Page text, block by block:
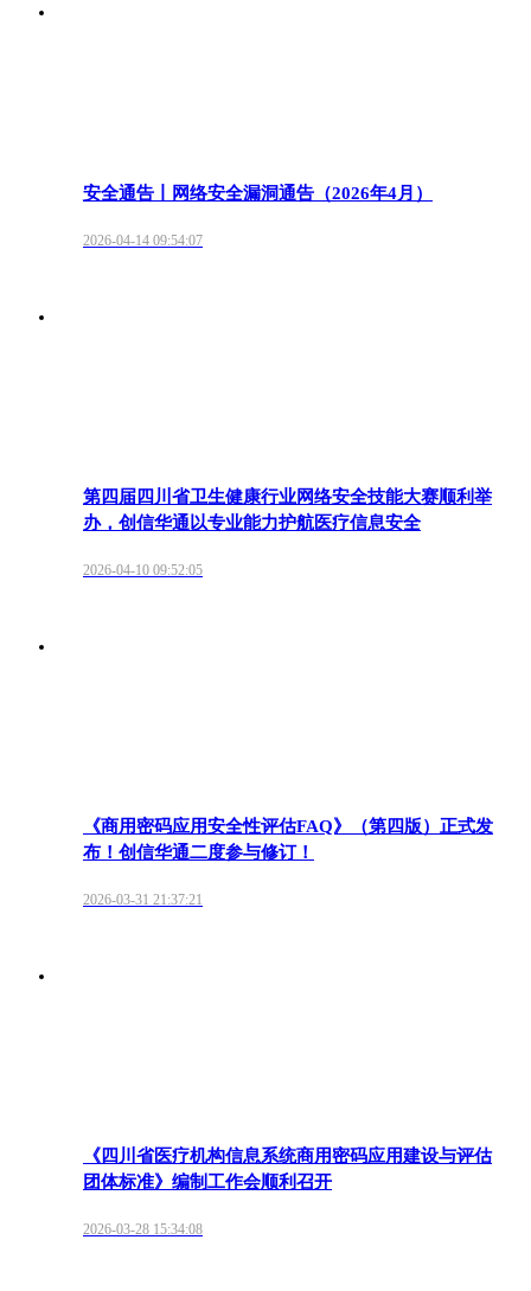
安全通告丨网络安全漏洞通告（2026年4月）
2026-04-14 09:54:07
第四届四川省卫生健康行业网络安全技能大赛顺利举
办，创信华通以专业能力护航医疗信息安全
2026-04-10 09:52:05
《商用密码应用安全性评估FAQ》（第四版）正式发
布！创信华通二度参与修订！
2026-03-31 21:37:21
《四川省医疗机构信息系统商用密码应用建设与评估
团体标准》编制工作会顺利召开
2026-03-28 15:34:08